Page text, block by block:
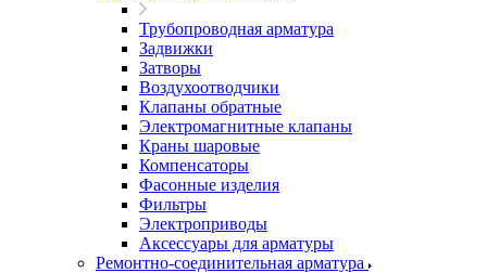
Трубопроводная арматура
Задвижки
Затворы
Воздухоотводчики
Клапаны обратные
Электромагнитные клапаны
Краны шаровые
Компенсаторы
Фасонные изделия
Фильтры
Электроприводы
Аксессуары для арматуры
Ремонтно-соединительная арматура